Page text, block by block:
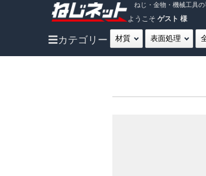
ねじ・金物・機械工具
ようこそ ゲスト 様
☰カテゴリー